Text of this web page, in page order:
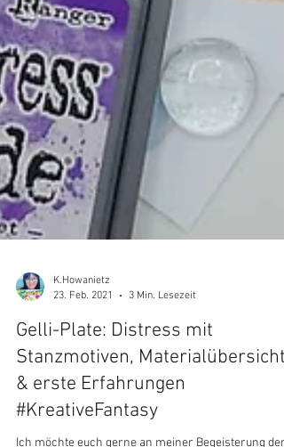
K.Howanietz
23. Feb. 2021
3 Min. Lesezeit
Gelli-Plate: Distress mit
Stanzmotiven, Materialübersicht
& erste Erfahrungen